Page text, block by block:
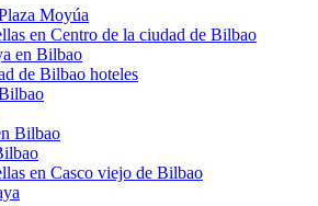
Moyúa
en Centro de la ciudad de Bilbao
en Bilbao
de Bilbao hoteles
Bilbao
en Casco viejo de Bilbao